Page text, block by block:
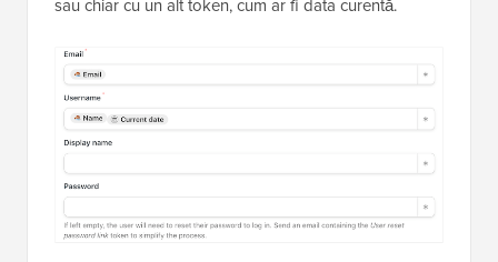
sau chiar cu un alt token, cum ar fi data curentă.